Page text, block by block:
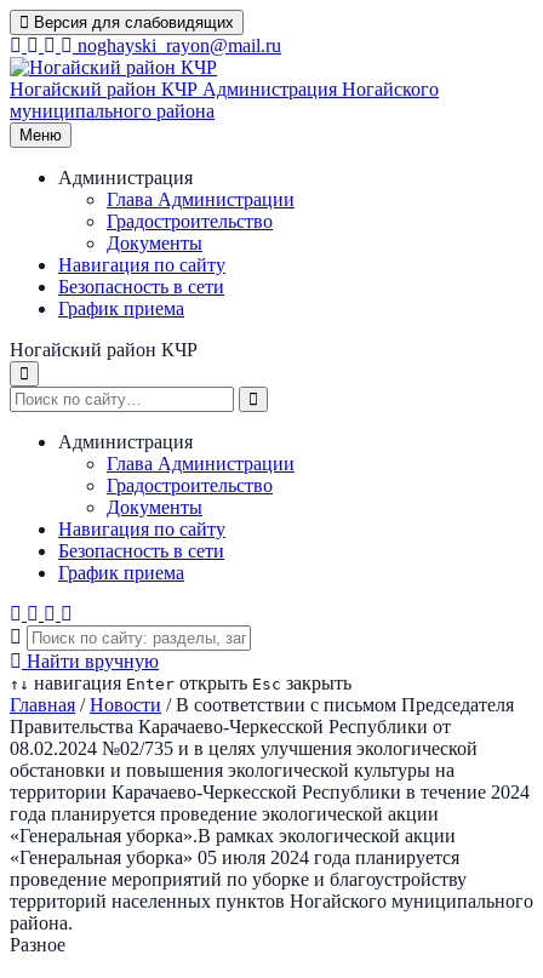
Перейти
к
содержимому
Версия для слабовидящих
noghayski_rayon@mail.ru
Ногайский район КЧР Администрация Ногайского
муниципального района
Меню
Администрация
Глава Администрации
Градостроительство
Документы
Навигация по сайту
Безопасность в сети
График приема
Ногайский район КЧР
Администрация
Глава Администрации
Градостроительство
Документы
Навигация по сайту
Безопасность в сети
График приема
Найти вручную
↑ ↓ навигация Enter открыть Esc закрыть
Главная / Новости / В соответствии с письмом Председателя
Правительства Карачаево-Черкесской Республики от
08.02.2024 №02/735 и в целях улучшения экологической
обстановки и повышения экологической культуры на
территории Карачаево-Черкесской Республики в течение 2024
года планируется проведение экологической акции
«Генеральная уборка».В рамках экологической акции
«Генеральная уборка» 05 июля 2024 года планируется
проведение мероприятий по уборке и благоустройству
территорий населенных пунктов Ногайского муниципального
района.
Разное